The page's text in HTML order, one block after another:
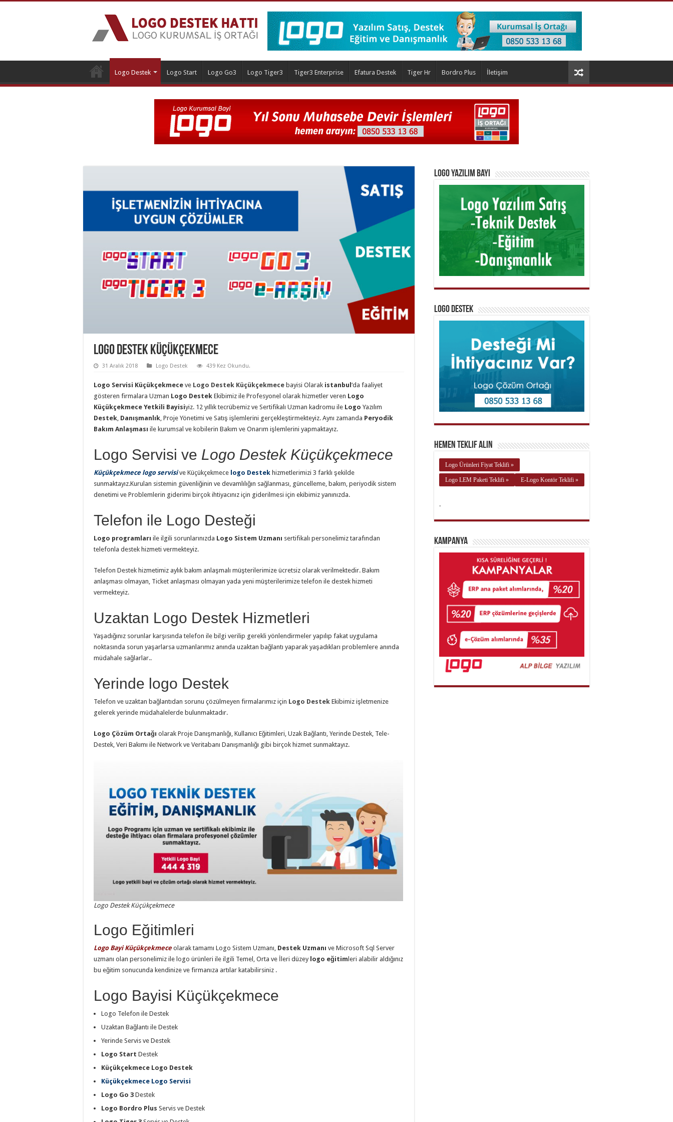
Logo Destek Logo Start Logo Go3 Logo Tiger3 Tiger3 Enterprise Efatura Destek Tiger Hr Bordro Plus İletişim
Logo Destek Küçükçekmece
31 Aralık 2018 Logo Destek 439 Kez Okundu.
Logo Servisi Küçükçekmece ve Logo Destek Küçükçekmece bayisi Olarak istanbul‘da faaliyet
gösteren firmalara Uzman Logo Destek Ekibimiz ile Profesyonel olarak hizmetler veren Logo
Küçükçekmece Yetkili Bayisiyiz. 12 yıllık tecrübemiz ve Sertifikalı Uzman kadromu ile Logo Yazılım
Destek Danışmanlık , Proje Yönetimi ve Satış işlemlerini gerçekleştirmekteyiz. Aynı zamanda Peryodik
Bakım Anlaşması ile kurumsal ve kobilerin Bakım ve Onarım işlemlerini yapmaktayız.
Logo Servisi ve Logo Destek Küçükçekmece
Küçükçekmece logo servisive Küçükçekmece logo Destek hizmetlerimizi 3 farklı şekilde
sunmaktayız.Kurulan sistemin güvenliğinin ve devamlılığın sağlanması, güncelleme, bakım, periyodik sistem
denetimi ve Problemlerin giderimi birçok ihtiyacınız için giderilmesi için ekibimiz yanınızda.
Telefon ile Logo Desteği
Logo programları ile ilgili sorunlarınızda Logo Sistem Uzmanı sertifikalı personelimiz tarafından
telefonla destek hizmeti vermekteyiz.
Telefon Destek hizmetimiz aylık bakım anlaşmalı müşterilerimize ücretsiz olarak verilmektedir. Bakım
anlaşması olmayan, Ticket anlaşması olmayan yada yeni müşterilerimize telefon ile destek hizmeti
vermekteyiz.
Uzaktan Logo Destek Hizmetleri
Yaşadığınız sorunlar karşısında telefon ile bilgi verilip gerekli yönlendirmeler yapılıp fakat uygulama
noktasında sorun yaşarlarsa uzmanlarımız anında uzaktan bağlantı yaparak yaşadıkları problemlere anında
müdahale sağlarlar..
Yerinde logo Destek
Telefon ve uzaktan bağlantıdan sorunu çözülmeyen firmalarımız için Logo Destek Ekibimiz işletmenize
gelerek yerinde müdahalelerde bulunmaktadır.
Logo Çözüm Ortağı olarak Proje Danışmanlığı, Kullanıcı Eğitimleri, Uzak Bağlantı, Yerinde Destek, Tele-
Destek, Veri Bakımı ile Network ve Veritabanı Danışmanlığı gibi birçok hizmet sunmaktayız.
Logo Destek Küçükçekmece
Logo Eğitimleri
Logo Bayi Küçükçekmece olarak tamamı Logo Sistem Uzmanı, Destek Uzmanı ve Microsoft Sql Server
uzmanı olan personelimiz ile logo ürünleri ile ilgili Temel, Orta ve İleri düzey logo eğitim leri alabilir aldığınız
bu eğitim sonucunda kendinize ve firmanıza artılar katabilirsiniz .
Logo Bayisi Küçükçekmece
Logo Telefon ile Destek
Uzaktan Bağlantı ile Destek
Yerinde Servis ve Destek
Logo Start Destek
Küçükçekmece Logo Destek
Küçükçekmece Logo Servisi
Logo Go 3 Destek
Logo Bordro Plus Servis ve Destek
Logo Yazılım Bayi
Logo Destek
Hemen Teklif Alın
Logo Ürünleri Fiyat Teklifi »
Logo LEM Paketi Teklifi » E-Logo Kontör Teklifi »
.
Kampanya